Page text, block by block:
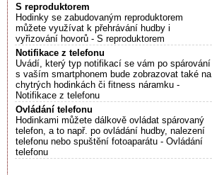
S reproduktorem
Hodinky se zabudovaným reproduktorem
můžete využívat k přehrávání hudby i
vyřizování hovorů - S reproduktorem
Notifikace z telefonu
Uvádí, který typ notifikací se vám po spárování
s vaším smartphonem bude zobrazovat také na
chytrých hodinkách či fitness náramku -
Notifikace z telefonu
Ovládání telefonu
Hodinkami můžete dálkově ovládat spárovaný
telefon, a to např. po ovládání hudby, nalezení
telefonu nebo spuštění fotoaparátu - Ovládání
telefonu